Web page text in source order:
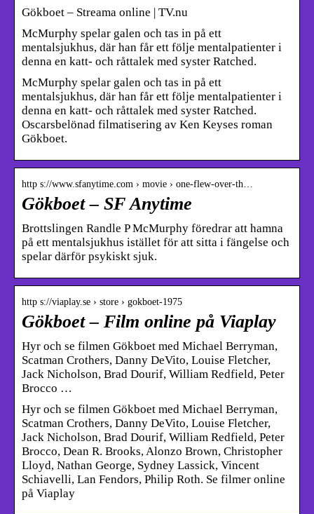
Gökboet – Streama online | TV.nu
McMurphy spelar galen och tas in på ett
mentalsjukhus, där han får ett följe mentalpatienter i
denna en katt- och råttalek med syster Ratched.
McMurphy spelar galen och tas in på ett
mentalsjukhus, där han får ett följe mentalpatienter i
denna en katt- och råttalek med syster Ratched.
Oscarsbelönad filmatisering av Ken Keyses roman
Gökboet.
http s://www.sfanytime.com › movie › one-flew-over-th…
Gökboet – SF Anytime
Brottslingen Randle P McMurphy föredrar att hamna
på ett mentalsjukhus istället för att sitta i fängelse och
spelar därför psykiskt sjuk.
http s://viaplay.se › store › gokboet-1975
Gökboet – Film online på Viaplay
Hyr och se filmen Gökboet med Michael Berryman,
Scatman Crothers, Danny DeVito, Louise Fletcher,
Jack Nicholson, Brad Dourif, William Redfield, Peter
Brocco …
Hyr och se filmen Gökboet med Michael Berryman,
Scatman Crothers, Danny DeVito, Louise Fletcher,
Jack Nicholson, Brad Dourif, William Redfield, Peter
Brocco, Dean R. Brooks, Alonzo Brown, Christopher
Lloyd, Nathan George, Sydney Lassick, Vincent
Schiavelli, Lan Fendors, Philip Roth. Se filmer online
på Viaplay